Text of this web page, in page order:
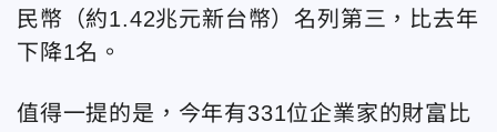
民幣（約1.42兆元新台幣）名列第三，比去年
下降1名。
值得一提的是，今年有331位企業家的財富比